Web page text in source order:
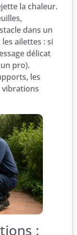
la chaleur.
dans un
ailettes : si
délicat
pro).
les
vibrations
: